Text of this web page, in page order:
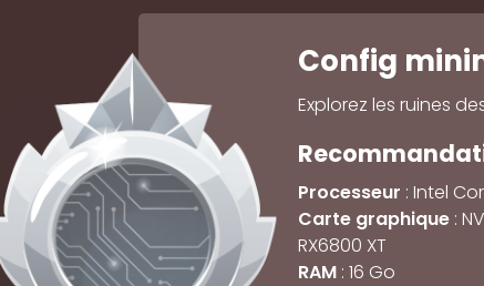
Config
Explorez les ruines
Processeur : Intel
Carte graphique:
RX6800 XT
RAM: 16 Go